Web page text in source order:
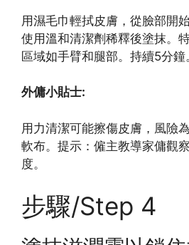
用濕毛巾輕拭皮膚，從臉部開
使用溫和清潔劑稀釋後塗抹。
區域如手臂和腿部。持續5分鐘
外傭小貼士:
用力清潔可能擦傷皮膚，風險
軟布。提示：僱主教導家傭觀
度。
步驟/Step 4